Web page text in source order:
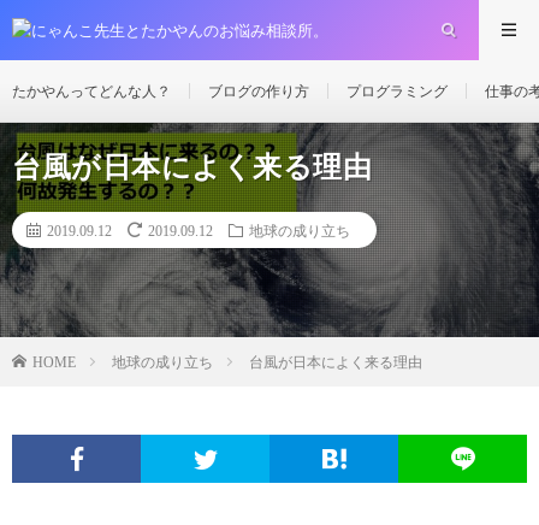
たかやんってどんな人？ ブログの作り方 プログラミング 仕事の
台風が日本によく来る理由
2019.09.12 2019.09.12 地球の成り立ち
HOME 地球の成り立ち 台風が日本によく来る理由